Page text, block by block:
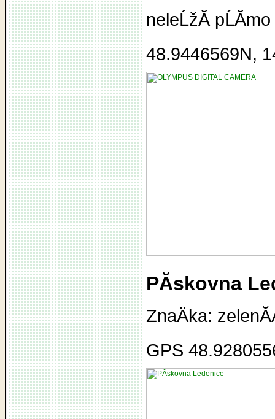
neleĹžĂ­
48.9446569N,
PĂ­skovna
ZnaÄka:
GPS